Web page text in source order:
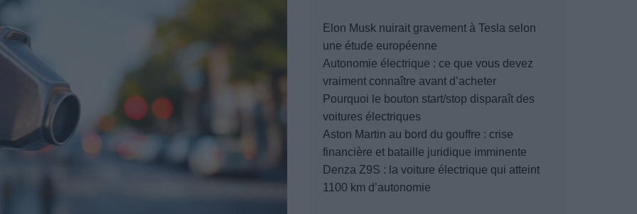
Elon Musk nuirait gravement à Tesla selon
une étude européenne
Autonomie électrique : ce que vous devez
vraiment connaître avant d’acheter
Pourquoi le bouton start/stop disparaît des
voitures électriques
Aston Martin au bord du gouffre : crise
financière et bataille juridique imminente
Denza Z9S : la voiture électrique qui atteint
1100 km d’autonomie